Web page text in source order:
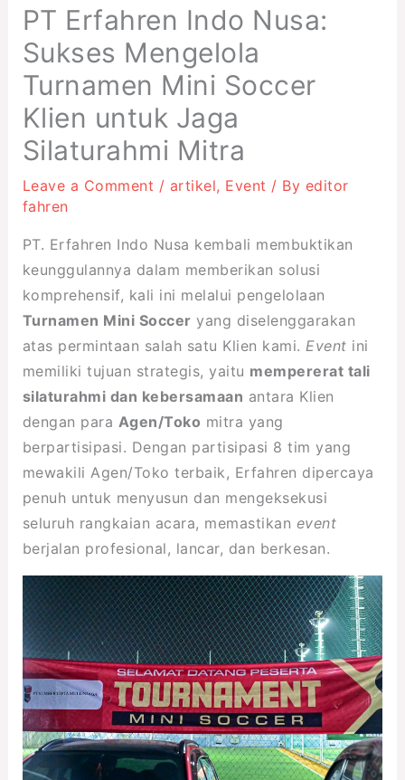
PT Erfahren Indo Nusa:
Sukses Mengelola
Turnamen Mini Soccer
Klien untuk Jaga
Silaturahmi Mitra
Leave a Comment / artikel, Event / By editor
fahren
PT. Erfahren Indo Nusa kembali membuktikan
keunggulannya dalam memberikan solusi
komprehensif, kali ini melalui pengelolaan
Turnamen Mini Soccer yang diselenggarakan
atas permintaan salah satu Klien kami. Event ini
memiliki tujuan strategis, yaitu mempererat tali
silaturahmi dan kebersamaan antara Klien
dengan para Agen/Toko mitra yang
berpartisipasi. Dengan partisipasi 8 tim yang
mewakili Agen/Toko terbaik, Erfahren dipercaya
penuh untuk menyusun dan mengeksekusi
seluruh rangkaian acara, memastikan event
berjalan profesional, lancar, dan berkesan.